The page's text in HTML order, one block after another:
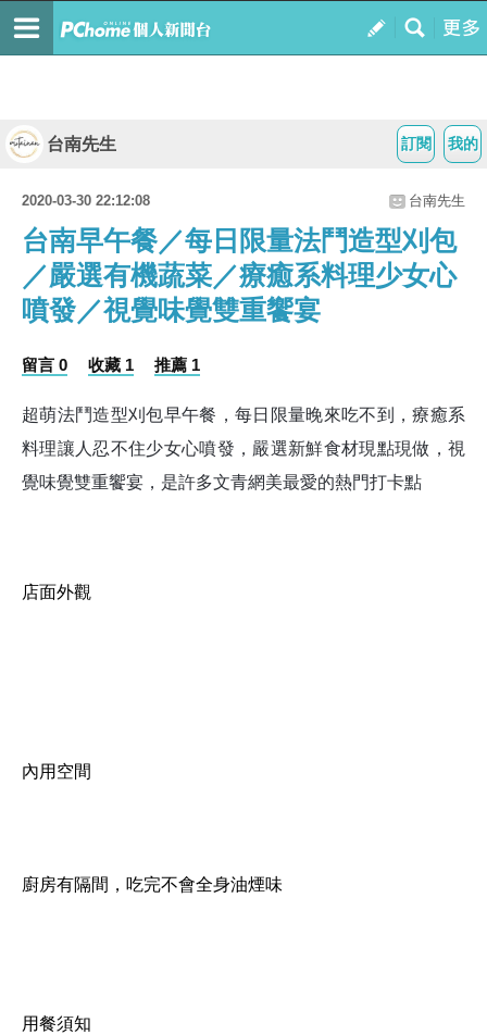
我的
訂閱
台南先生
2020-03-30 22:12:08 台南先生
台南早午餐／每日限量法鬥造型刈包
／嚴選有機蔬菜／療癒系料理少女心
噴發／視覺味覺雙重饗宴
留言 0 收藏 1 推薦 1
超萌法鬥造型刈包早午餐，每日限量晚來吃不到，療癒系
料理讓人忍不住少女心噴發，嚴選新鮮食材現點現做，視
覺味覺雙重饗宴，是許多文青網美最愛的熱門打卡點
店面外觀
內用空間
廚房有隔間，吃完不會全身油煙味
用餐須知